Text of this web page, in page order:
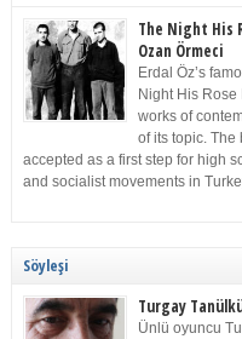
The Night His
Ozan Örmeci
Erdal Öz’s
Night His Rose
works of
of its topic. The
accepted as a first step for high
and socialist movements in
Söyleşi
Turgay
Ünlü oyuncu